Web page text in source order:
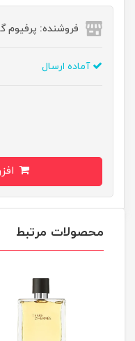
فروشنده: پرفیوم
آماده ارسال
محصولات مرتبط